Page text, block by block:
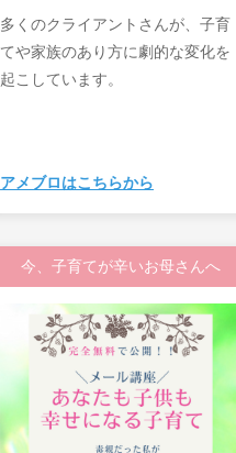
多くのクライアントさんが、子育
てや家族のあり方に劇的な変化を
起こしています。
アメブロはこちらから
今、子育てが辛いお母さんへ